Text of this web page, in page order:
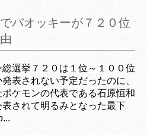
バオッキーが７２０位
総選挙７２０は１位～１００位
発表されない予定だったのに、
ケモンの代表である石原恒和
表されて明るみとなった最下